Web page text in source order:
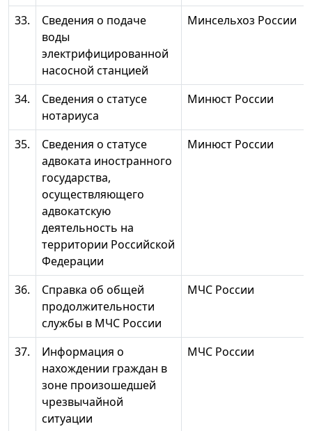
33.
Сведения о подаче
воды
электрифицированной
насосной станцией
Минсельхоз России
34.
Сведения о статусе
нотариуса
Минюст России
35.
Сведения о статусе
адвоката иностранного
государства,
осуществляющего
адвокатскую
деятельность на
территории Российской
Федерации
Минюст России
36.
Справка об общей
продолжительности
службы в МЧС России
МЧС России
37.
Информация о
нахождении граждан в
зоне произошедшей
чрезвычайной
ситуации
МЧС России